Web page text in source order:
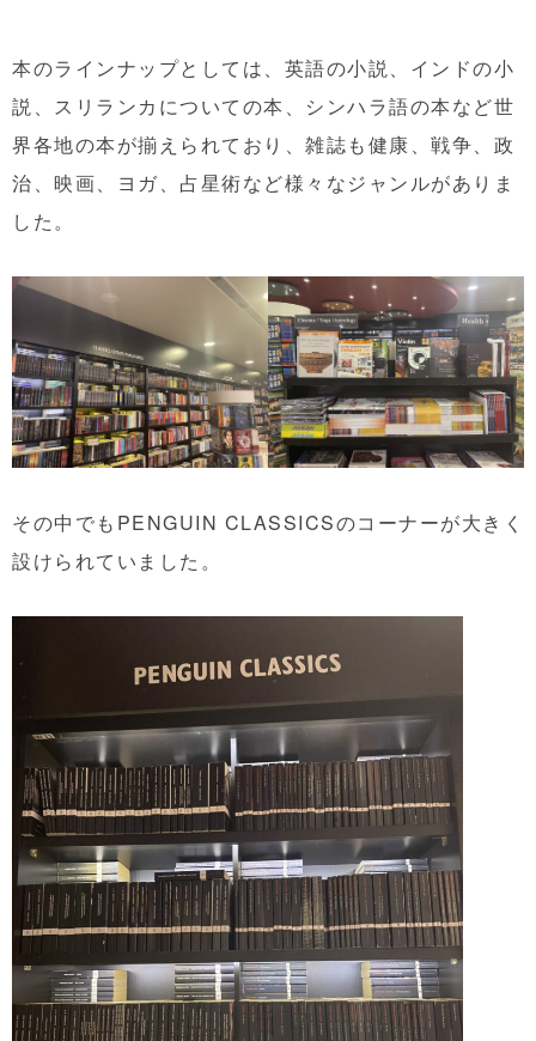
本のラインナップとしては、英語の小説、インドの小
説、スリランカについての本、シンハラ語の本など世
界各地の本が揃えられており、雑誌も健康、戦争、政
治、映画、ヨガ、占星術など様々なジャンルがありま
した。
その中でもPENGUIN CLASSICSのコーナーが大きく
設けられていました。